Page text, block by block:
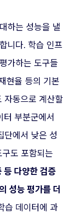
하는 성능을 낼
니다. 학습 인프
가하는 도구들
현율 등의 기본
자동으로 계산할
부분군에서
단에서 낮은 성
도 포함되는
등 다양한 검증
성능 평가를 더
습 데이터에 과